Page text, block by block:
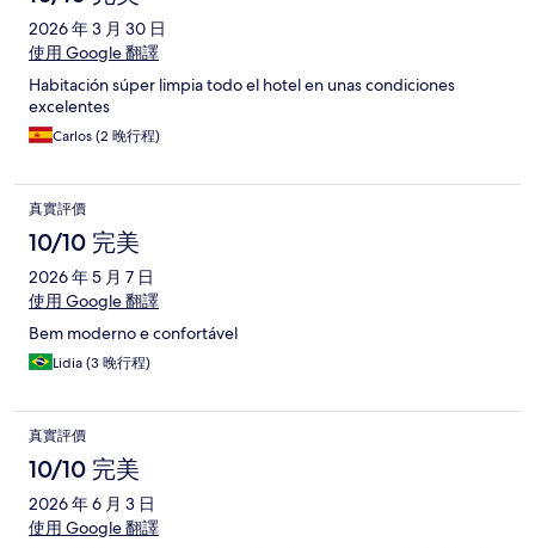
2026 年 3 月 30 日
使用 Google 翻譯
Habitación súper limpia todo el hotel en unas condiciones
excelentes
Carlos (2 晚行程)
真實評價
10/10 完美
2026 年 5 月 7 日
使用 Google 翻譯
Bem moderno e confortável
Lidia (3 晚行程)
真實評價
10/10 完美
2026 年 6 月 3 日
使用 Google 翻譯